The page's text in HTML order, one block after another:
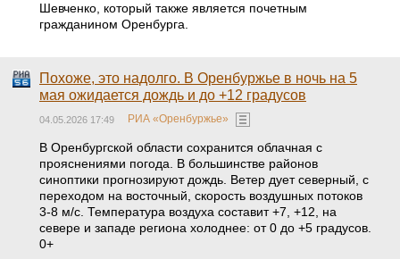
Шевченко, который также является почетным
гражданином Оренбурга.
Похоже, это надолго. В Оренбуржье в ночь на 5
мая ожидается дождь и до +12 градусов
04.05.2026 17:49 РИА «Оренбуржье»
В Оренбургской области сохранится облачная с
прояснениями погода. В большинстве районов
синоптики прогнозируют дождь. Ветер дует северный, с
переходом на восточный, скорость воздушных потоков
3-8 м/с. Температура воздуха составит +7, +12, на
севере и западе региона холоднее: от 0 до +5 градусов.
0+